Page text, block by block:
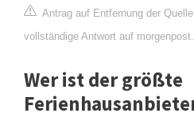
Antrag auf Entfernung der Quelle
vollständige Antwort auf
Wer ist der größte